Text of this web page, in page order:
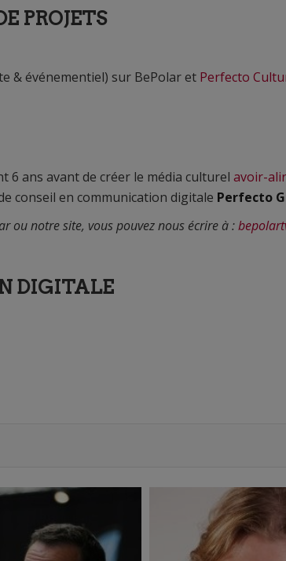
PROJETS
& événementiel) sur BePolar et Perfecto
6 ans avant de créer le média culturel avoir-
conseil en communication digitale Perfecto
ou notre site, vous pouvez nous écrire à :
DIGITALE